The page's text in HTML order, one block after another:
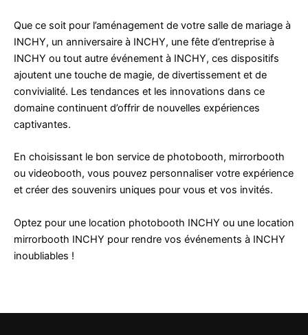
Que ce soit pour l’aménagement de votre salle de mariage à
INCHY, un anniversaire à INCHY, une fête d’entreprise à
INCHY ou tout autre événement à INCHY, ces dispositifs
ajoutent une touche de magie, de divertissement et de
convivialité. Les tendances et les innovations dans ce
domaine continuent d’offrir de nouvelles expériences
captivantes.
En choisissant le bon service de photobooth, mirrorbooth
ou videobooth, vous pouvez personnaliser votre expérience
et créer des souvenirs uniques pour vous et vos invités.
Optez pour une location photobooth INCHY ou une location
mirrorbooth INCHY pour rendre vos événements à INCHY
inoubliables !